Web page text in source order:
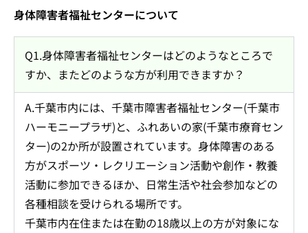
身体障害者福祉センターについて
Q1.身体障害者福祉センターはどのようなところで
すか、またどのような方が利用できますか？
A.千葉市内には、千葉市障害者福祉センター(千葉市
ハーモニープラザ)と、ふれあいの家(千葉市療育セン
ター)の2か所が設置されています。身体障害のある
方がスポーツ・レクリエーション活動や創作・教養
活動に参加できるほか、日常生活や社会参加などの
各種相談を受けられる場所です。
千葉市内在住または在勤の18歳以上の方が対象にな